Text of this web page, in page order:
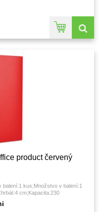
product červený
kus;Množstvo v balení:1
cm;Kapacita:230